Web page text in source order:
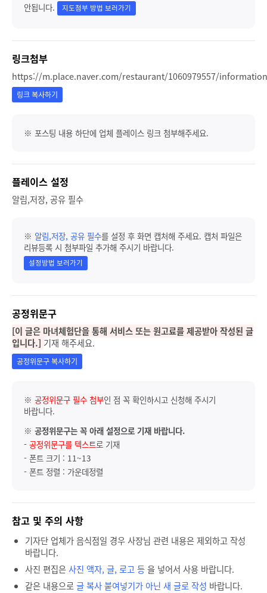
안됩니다.
지도첨부 방법 보러가기
링크첨부
https://m.place.naver.com/restaurant/1060979557/information
링크 복사하기
※ 포스팅 내용 하단에 업체 플레이스 링크 첨부해주세요.
플레이스 설정
알림,저장, 공유 필수
※ 알림,저장, 공유 필수를 설정 후 화면 캡처해 주세요. 캡처 파일은
리뷰등록 시 첨부파일 추가해 주시기 바랍니다.
설정방법 보러가기
공정위문구
[이 글은 마녀체험단을 통해 서비스 또는 원고료를 제공받아 작성된 글
입니다.] 기재 해주세요.
공정위문구 복사하기
※ 공정위문구 필수 첨부인 점 꼭 확인하시고 신청해 주시기
바랍니다.
※ 공정위문구는 꼭 아래 설정으로 기재 바랍니다.
- 공정위문구를 텍스트로 기재
- 폰트 크기 : 11~13
- 폰트 정렬 : 가운데정렬
참고 및 주의 사항
기자단 업체가 음식점일 경우 사장님 관련 내용은 제외하고 작성
바랍니다.
사진 편집은사진 액자, 글, 로고 등을 넣어서 사용 바랍니다.
같은 내용으로글 복사 붙여넣기가 아닌 새 글로 작성 바랍니다.